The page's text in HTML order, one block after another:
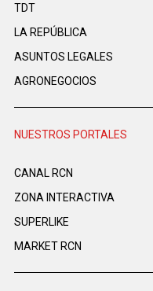
TDT
LA REPÚBLICA
ASUNTOS LEGALES
AGRONEGOCIOS
NUESTROS PORTALES
CANAL RCN
ZONA INTERACTIVA
SUPERLIKE
MARKET RCN